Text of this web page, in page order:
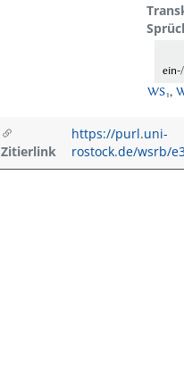
WS₁,
Zitierlink
https://purl.uni-
rostock.de/wsrb/